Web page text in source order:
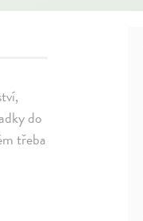
do
třeba